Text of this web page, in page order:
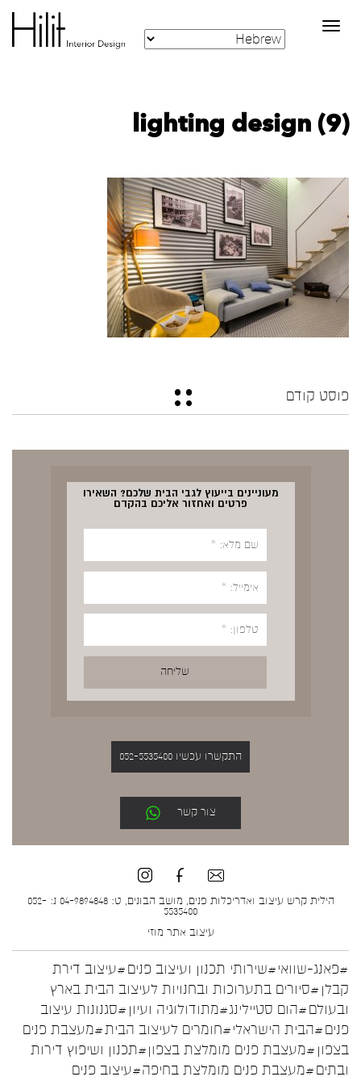
Toggle
navigation
lighting design (9)
פוסט קודם
מעוניינים בייעוץ לגבי הבית שלכם? השאירו
פרטים ואחזור אליכם בהקדם
התקשרו עכשיו 052-5535400
צור קשר
הילית קרש עיצוב ואדריכלות פנים, מושב הבונים, ט: 04-9894848 נ: 052-
5535400
עיצוב אתר מוזי
#פאנג-שוואי#שירותי תכנון ועיצוב פנים#עיצוב דירת
קבלן #סיורים בתערוכות ובחנויות לעיצוב הבית בארץ
ובעולם#הום סטיילינג#מתודולוגיה ועיון #סגנונות עיצוב
פנים#הבית הישראלי#חומרים לעיצוב הבית#מעצבת פנים
בצפון #מעצבת פנים מומלצת בצפון#תכנון ושיפוץ דירות
ובתים#מעצבת פנים מומלצת בחיפה#עיצוב פנים